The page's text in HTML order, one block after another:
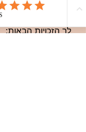
ו. זכויות המשתמש
בהתאם לחוק הגנת
לך הזכויות הבאות: